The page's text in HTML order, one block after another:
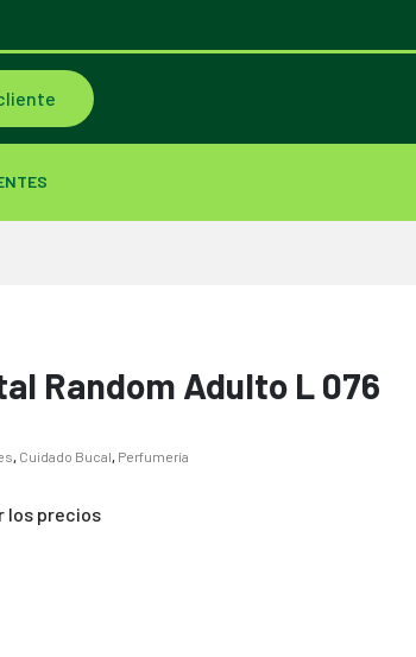
Random Adulto L 076
, Cuidado Bucal, Perfumería
los precios